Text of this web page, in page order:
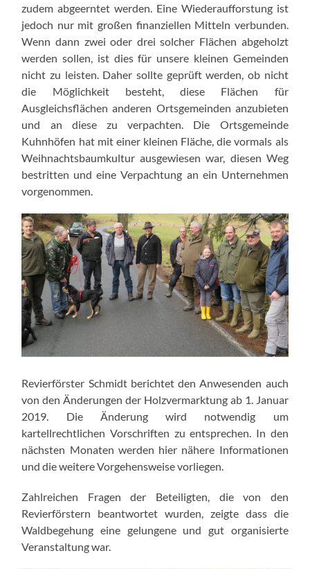
zudem abgeerntet werden. Eine Wiederaufforstung ist
jedoch nur mit großen finanziellen Mitteln verbunden.
Wenn dann zwei oder drei solcher Flächen abgeholzt
werden sollen, ist dies für unsere kleinen Gemeinden
nicht zu leisten. Daher sollte geprüft werden, ob nicht
die Möglichkeit besteht, diese Flächen für
Ausgleichsflächen anderen Ortsgemeinden anzubieten
und an diese zu verpachten. Die Ortsgemeinde
Kuhnhöfen hat mit einer kleinen Fläche, die vormals als
Weihnachtsbaumkultur ausgewiesen war, diesen Weg
bestritten und eine Verpachtung an ein Unternehmen
vorgenommen.
Revierförster Schmidt berichtet den Anwesenden auch
von den Änderungen der Holzvermarktung ab 1. Januar
2019. Die Änderung wird notwendig um
kartellrechtlichen Vorschriften zu entsprechen. In den
nächsten Monaten werden hier nähere Informationen
und die weitere Vorgehensweise vorliegen.
Zahlreichen Fragen der Beteiligten, die von den
Revierförstern beantwortet wurden, zeigte dass die
Waldbegehung eine gelungene und gut organisierte
Veranstaltung war.